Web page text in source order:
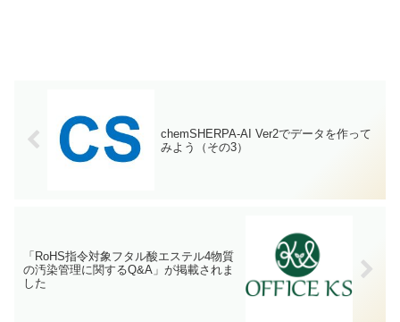
chemSHERPA-AI Ver2でデータを作って
みよう（その3）
「RoHS指令対象フタル酸エステル4物質
の汚染管理に関するQ&A」が掲載されま
した